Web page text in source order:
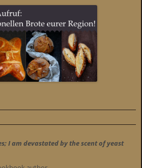
I am devastated by the scent of yeast